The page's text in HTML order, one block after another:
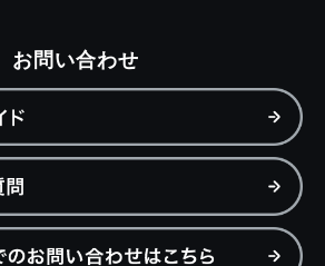
お問い合わせ